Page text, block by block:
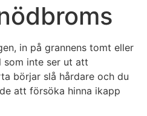
in på grannens tomt eller
som inte ser ut att
börjar slå hårdare och du
att försöka hinna ikapp